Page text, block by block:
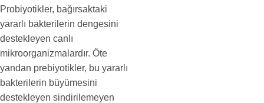
Probiyotikler, bağırsaktaki
yararlı bakterilerin dengesini
destekleyen canlı
mikroorganizmalardır. Öte
yandan prebiyotikler, bu yararlı
bakterilerin büyümesini
destekleyen sindirilemeyen